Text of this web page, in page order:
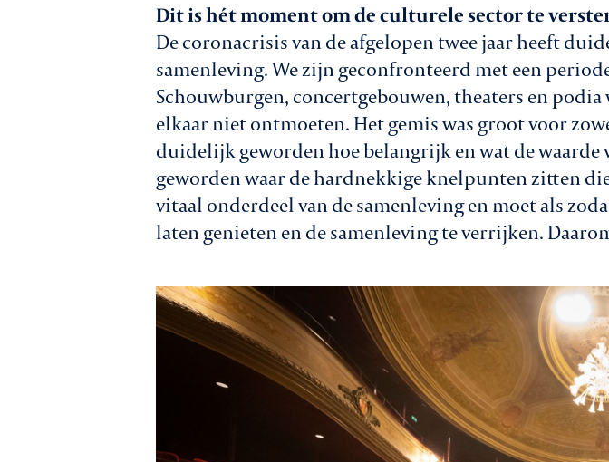
Dit is hét moment om de culturele sector te
De coronacrisis van de afgelopen twee jaar heeft
samenleving. We zijn geconfronteerd met een
Schouwburgen, concertgebouwen, theaters en
elkaar niet ontmoeten. Het gemis was groot voor
duidelijk geworden hoe belangrijk en wat de
geworden waar de hardnekkige knelpunten zitten
vitaal onderdeel van de samenleving en moet als
laten genieten en de samenleving te verrijken.